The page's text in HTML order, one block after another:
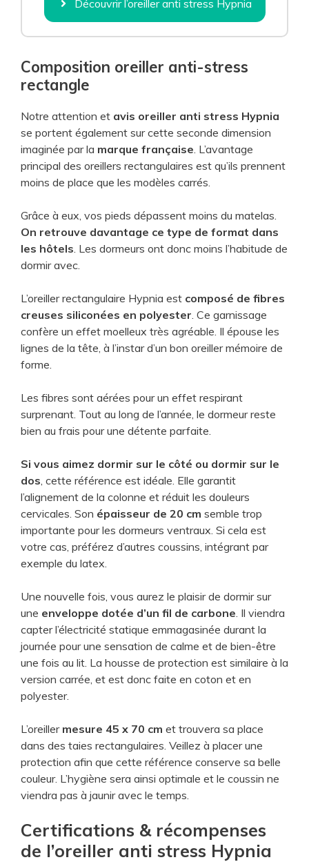
Découvrir l’oreiller anti stress Hypnia
Composition oreiller anti-stress
rectangle
Notre attention et avis oreiller anti stress Hypnia
se portent également sur cette seconde dimension
imaginée par la marque française . L’avantage
principal des oreillers rectangulaires est qu’ils prennent
moins de place que les modèles carrés.
Grâce à eux, vos pieds dépassent moins du matelas.
On retrouve davantage ce type de format dans
les hôtels . Les dormeurs ont donc moins l’habitude de
dormir avec.
L’oreiller rectangulaire Hypnia est composé de fibres
creuses siliconées en polyester . Ce garnissage
confère un effet moelleux très agréable. Il épouse les
lignes de la tête, à l’instar d’un bon oreiller mémoire de
forme.
Les fibres sont aérées pour un effet respirant
surprenant. Tout au long de l’année, le dormeur reste
bien au frais pour une détente parfaite.
Si vous aimez dormir sur le côté ou dormir sur le
dos , cette référence est idéale. Elle garantit
l’alignement de la colonne et réduit les douleurs
cervicales. Son épaisseur de 20 cm semble trop
importante pour les dormeurs ventraux. Si cela est
votre cas, préférez d’autres coussins, intégrant par
exemple du latex.
Une nouvelle fois, vous aurez le plaisir de dormir sur
une enveloppe dotée d’un fil de carbone . Il viendra
capter l’électricité statique emmagasinée durant la
journée pour une sensation de calme et de bien-être
une fois au lit. La housse de protection est similaire à la
version carrée, et est donc faite en coton et en
polyester.
L’oreiller mesure 45 x 70 cm et trouvera sa place
dans des taies rectangulaires. Veillez à placer une
protection afin que cette référence conserve sa belle
couleur. L’hygiène sera ainsi optimale et le coussin ne
viendra pas à jaunir avec le temps.
Certifications & récompenses
de l’oreiller anti stress Hypnia